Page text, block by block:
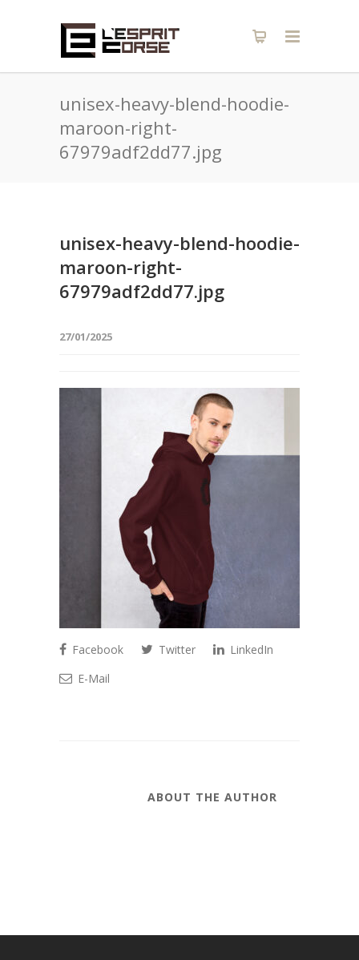
unisex-heavy-blend-hoodie-
maroon-right-
67979adf2dd77.jpg
unisex-heavy-blend-hoodie-
maroon-right-
67979adf2dd77.jpg
27/01/2025
Facebook Twitter
LinkedIn
E-Mail
ABOUT THE AUTHOR